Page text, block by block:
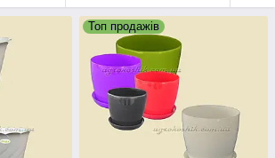
Топ продажів